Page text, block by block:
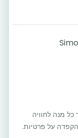
מנה לחוויה
על פרטיות.